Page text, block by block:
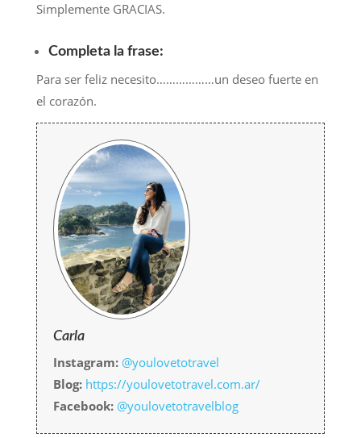
Simplemente GRACIAS.
Completa la frase:
Para ser feliz necesito………………un deseo fuerte en
el corazón.
Carla
Instagram: @youlovetotravel
Blog: https://youlovetotravel.com.ar/
Facebook: @youlovetotravelblog